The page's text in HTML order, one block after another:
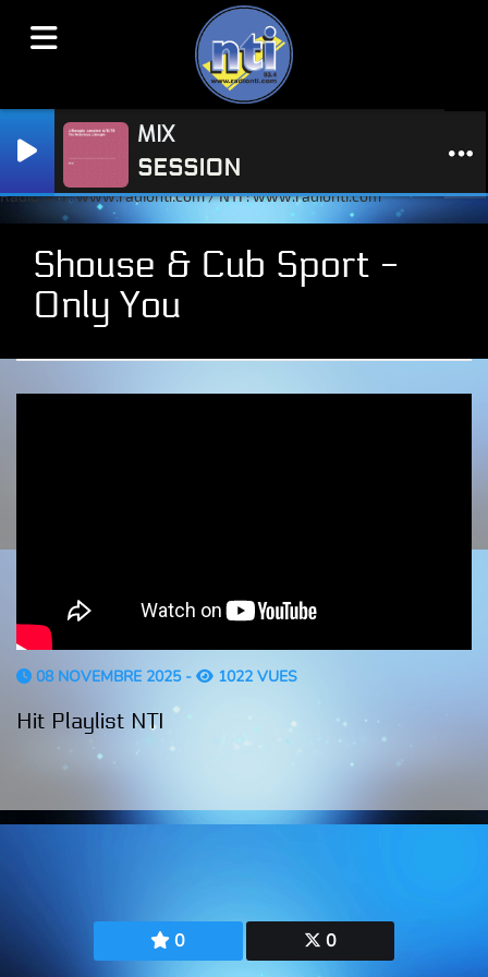
Radio NTI : www.radionti.com / NTI : www.radionti.com
MIX
SESSION
Shouse & Cub Sport -
Only You
0 0
08 NOVEMBRE 2025 - 1022 VUES
Hit Playlist NTI